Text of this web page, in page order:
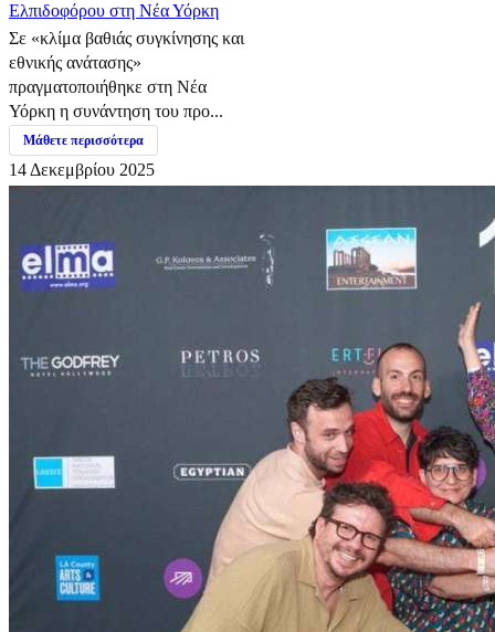
Ελπιδοφόρου στη Νέα Υόρκη
Σε «κλίμα βαθιάς συγκίνησης και
εθνικής ανάτασης»
πραγματοποιήθηκε στη Νέα
Υόρκη η συνάντηση του προ...
Μάθετε περισσότερα
14 Δεκεμβρίου 2025